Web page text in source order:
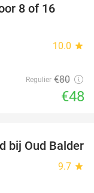
8 of 16
10.0 star
Regulier €80
€48
41%
bij Oud Balder
9.7 star